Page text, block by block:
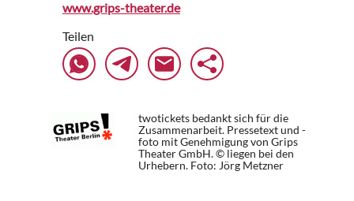
www.grips-theater.de
Teilen
twotickets bedankt sich für die
Zusammenarbeit. Pressetext und -
foto mit Genehmigung von Grips
Theater GmbH. © liegen bei den
Urhebern. Foto: Jörg Metzner